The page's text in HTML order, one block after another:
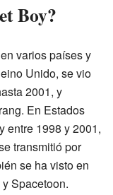
Boy?
varios países y
Unido, se vio
2001, y
En Estados
entre 1998 y 2001,
transmitió por
se ha visto en
Spacetoon.